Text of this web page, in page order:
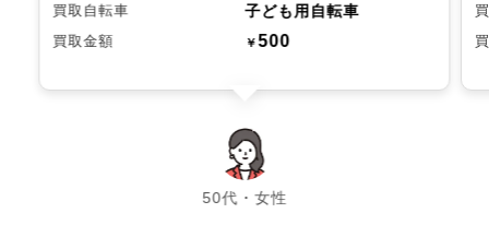
買取自転車 子ども用自転車
買取金額 ￥500
50代・女性
chevron_left chevron_right